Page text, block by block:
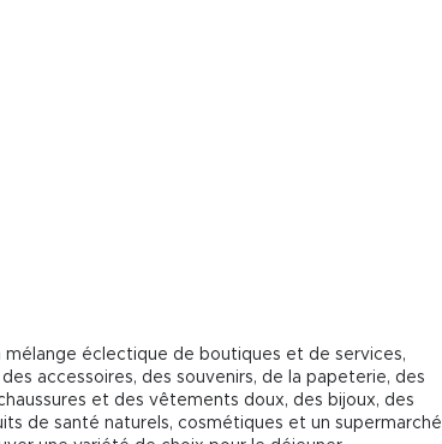
éclectique de boutiques et de services,
accessoires, des souvenirs, de la papeterie, des
et des vêtements doux, des bijoux, des
de santé naturels, cosmétiques et un supermarché